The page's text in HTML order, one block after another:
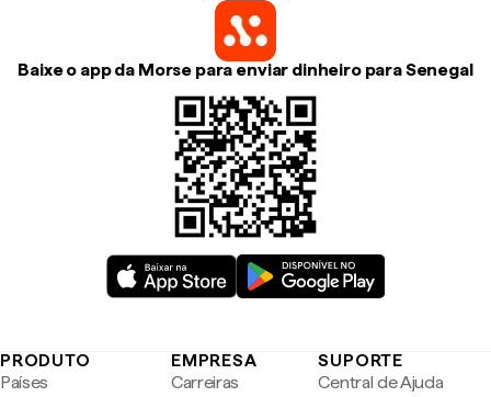
Baixe o app da Morse para enviar dinheiro para Senegal
PRODUTO
Países
EMPRESA
Carreiras
SUPORTE
Central de Ajuda